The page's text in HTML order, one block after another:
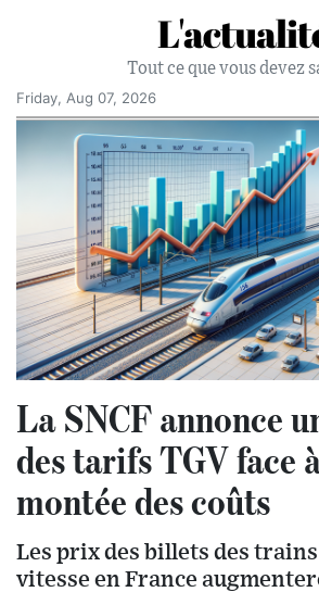
Tout ce que vous devez
Friday, Aug 07, 2026
La SNCF annonce
des tarifs TGV face
montée des coûts
Les prix des billets des
vitesse en France